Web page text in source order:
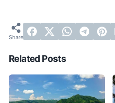
Related Posts